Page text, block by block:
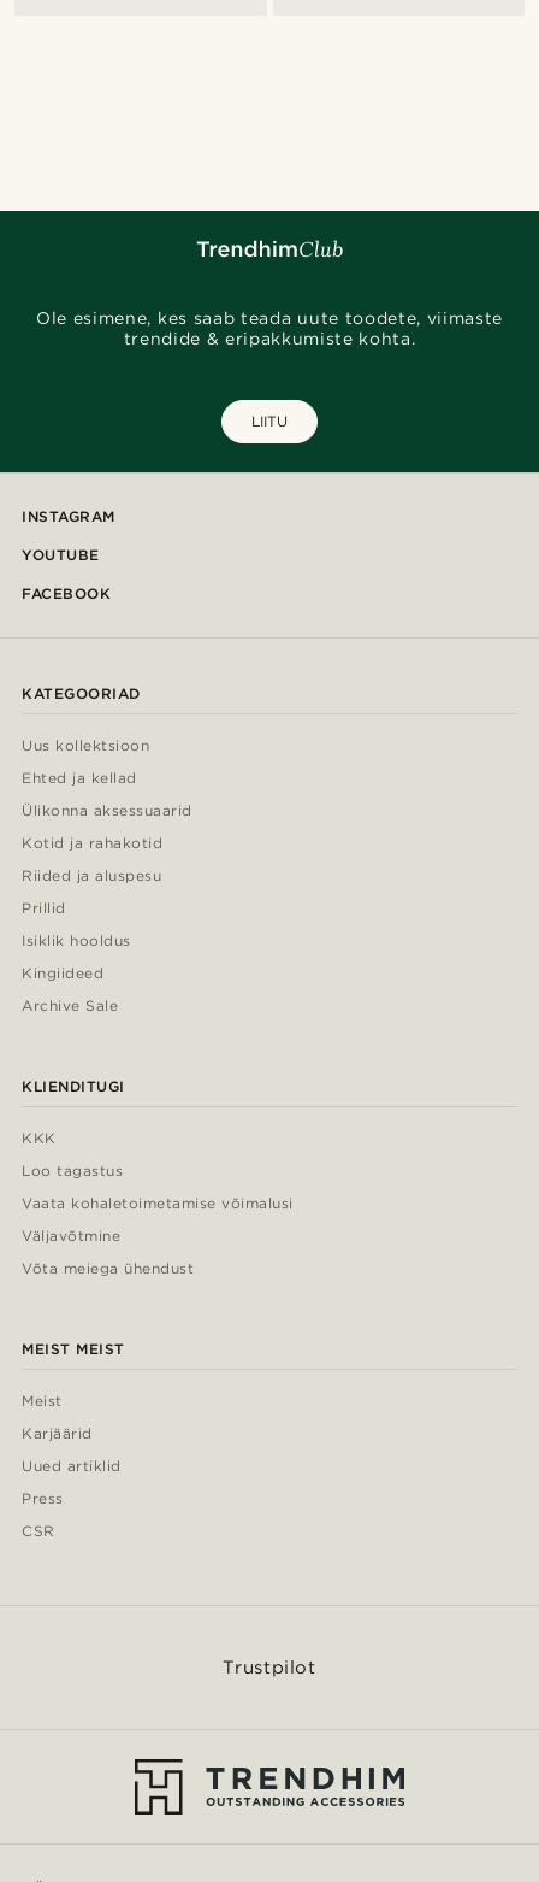
Ole esimene, kes saab teada uute toodete, viimaste
trendide & eripakkumiste kohta.
LIITU
INSTAGRAM
YOUTUBE
FACEBOOK
KATEGOORIAD
Uus kollektsioon
Ehted ja kellad
Ülikonna aksessuaarid
Kotid ja rahakotid
Riided ja aluspesu
Prillid
Isiklik hooldus
Kingiideed
Archive Sale
KLIENDITUGI
KKK
Loo tagastus
Vaata kohaletoimetamise võimalusi
Väljavõtmine
Võta meiega ühendust
MEIST MEIST
Meist
Karjäärid
Uued artiklid
Press
CSR
Trustpilot